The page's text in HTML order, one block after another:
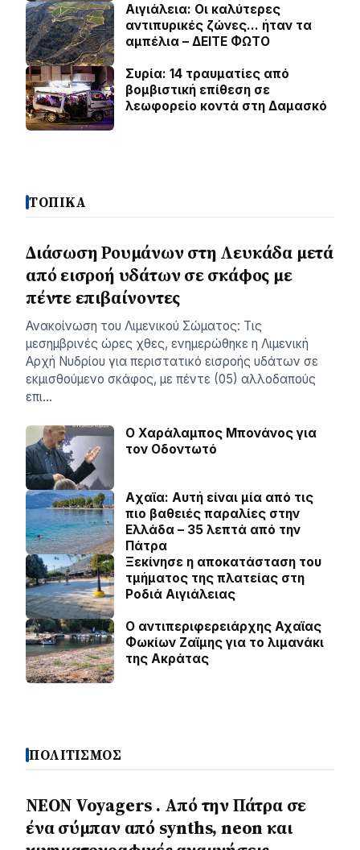
Αιγιάλεια: Οι καλύτερες
αντιπυρικές ζώνες… ήταν τα
αμπέλια – ΔΕΙΤΕ ΦΩΤΟ
Συρία: 14 τραυματίες από
βομβιστική επίθεση σε
λεωφορείο κοντά στη Δαμασκό
ΤΟΠΙΚΑ
Διάσωση Ρουμάνων στη Λευκάδα μετά
από εισροή υδάτων σε σκάφος με
πέντε επιβαίνοντες
Ανακοίνωση του Λιμενικού Σώματος: Τις
μεσημβρινές ώρες χθες, ενημερώθηκε η Λιμενική
Αρχή Νυδρίου για περιστατικό εισροής υδάτων σε
εκμισθούμενο σκάφος, με πέντε (05) αλλοδαπούς
επι…
Ο Χαράλαμπος Μπονάνος για
τον Οδοντωτό
Aχαϊα: Αυτή είναι μία από τις
πιο βαθειές παραλίες στην
Ελλάδα – 35 λεπτά από την
Πάτρα
Ξεκίνησε η αποκατάσταση του
τμήματος της πλατείας στη
Ροδιά Αιγιάλειας
O αντιπεριφερειάρχης Αχαϊας
Φωκίων Ζαϊμης για το λιμανάκι
της Ακράτας
ΠΟΛΙΤΙΣΜΟΣ
NEON Voyagers . Από την Πάτρα σε
ένα σύμπαν από synths, neon και